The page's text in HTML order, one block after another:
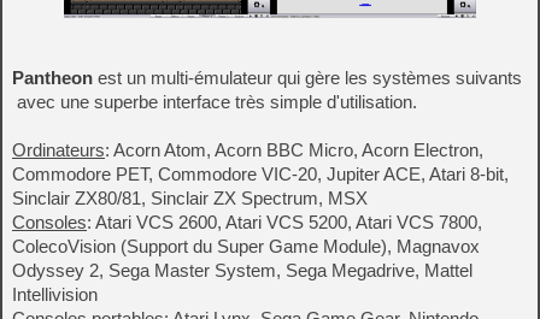
Pantheon est un multi-émulateur qui gère les systèmes suivants
avec une superbe interface très simple d'utilisation.
Ordinateurs: Acorn Atom, Acorn BBC Micro, Acorn Electron,
Commodore PET, Commodore VIC-20, Jupiter ACE, Atari 8-bit,
Sinclair ZX80/81, Sinclair ZX Spectrum, MSX
Consoles: Atari VCS 2600, Atari VCS 5200, Atari VCS 7800,
ColecoVision (Support du Super Game Module), Magnavox
Odyssey 2, Sega Master System, Sega Megadrive, Mattel
Intellivision